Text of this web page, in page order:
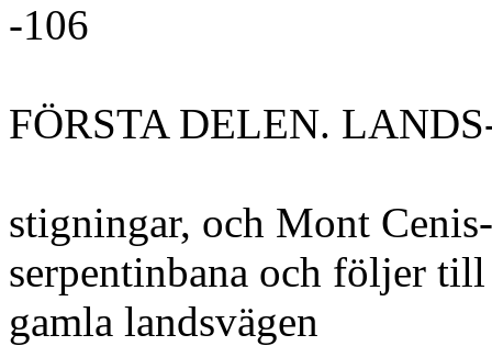
-106
FÖRSTA DELEN.
stigningar, och Mont
serpentinbana och följer
gamla landsvägen